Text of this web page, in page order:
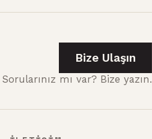
Bize Ulaşın
Sorularınız mı var? Bize yazın.